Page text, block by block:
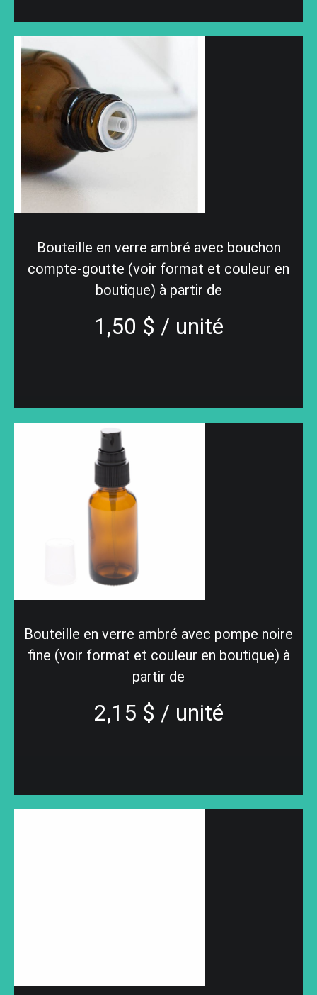
Bouteille en verre ambré avec bouchon
compte-goutte (voir format et couleur en
boutique) à partir de
1,50 $ / unité
Bouteille en verre ambré avec pompe noire
fine (voir format et couleur en boutique) à
partir de
2,15 $ / unité